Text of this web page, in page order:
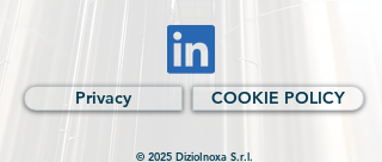
Privacy COOKIE POLICY
© 2025 DizioInoxa S.r.l.